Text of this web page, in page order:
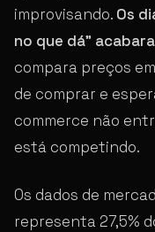
improvisando. Os
no que dá”
compara preços
de comprar e
commerce não
está competindo.
Os dados de
representa 27,5%